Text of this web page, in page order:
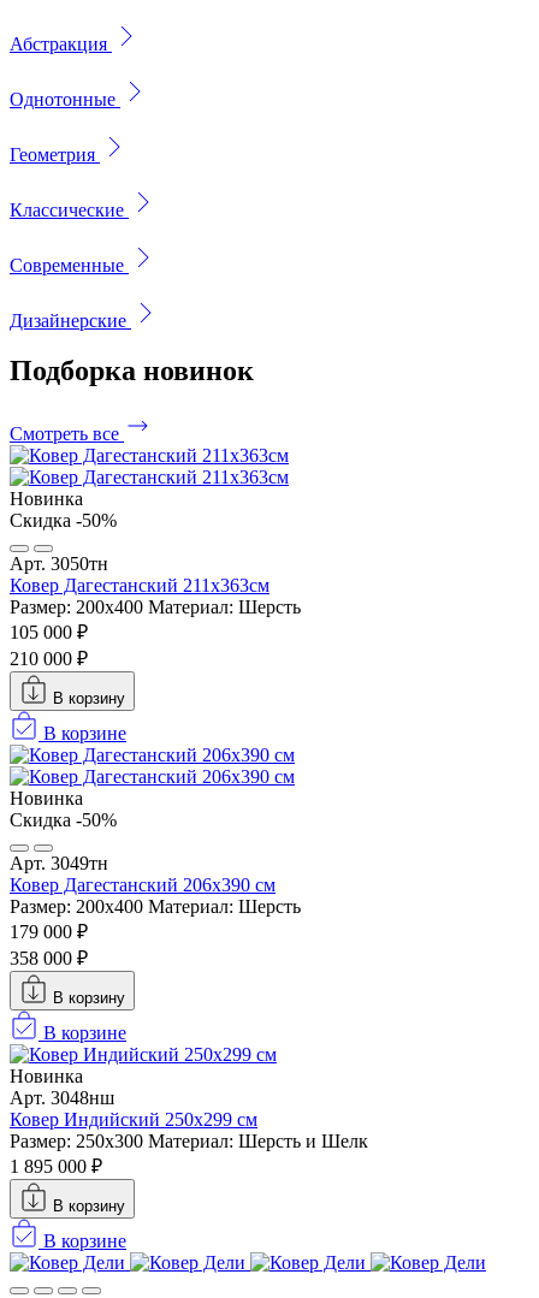
Абстракция
Однотонные
Геометрия
Классические
Современные
Дизайнерские
Подборка новинок
Смотреть все
Новинка
Скидка -50%
Арт. 3050тн
Ковер Дагестанский 211x363см
Размер: 200х400 Материал: Шерсть
105 000 ₽
210 000 ₽
В корзину
В корзине
Новинка
Скидка -50%
Арт. 3049тн
Ковер Дагестанский 206x390 см
Размер: 200х400 Материал: Шерсть
179 000 ₽
358 000 ₽
В корзину
В корзине
Новинка
Арт. 3048нш
Ковер Индийский 250x299 см
Размер: 250x300 Материал: Шерсть и Шелк
1 895 000 ₽
В корзину
В корзине